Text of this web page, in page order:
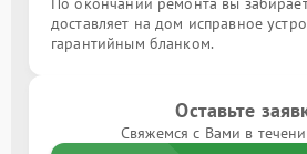
доставляет на дом исправное
гарантийным бланком.
Оставьте
Свяжемся с Вами в